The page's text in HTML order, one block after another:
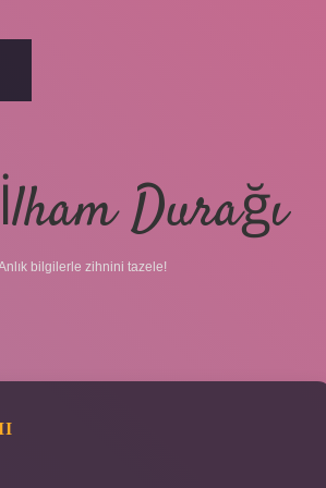
Durağı
bilgilerle zihnini tazele!